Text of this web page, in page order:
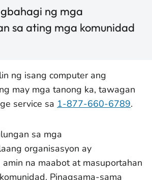
ng mga
sa ating mga komunidad
ng isang computer ang
may mga tanong ka, tawagan
service sa 1-877-660-6789.
sa mga
organisasyon ay
na maabot at masuportahan
Pinagsama-sama